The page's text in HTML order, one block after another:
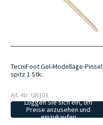
TecniFoot Gel-Modellage-Pinsel
spitz 1 Stk.
Art.-Nr.: UN103
Loggen Sie sich ein, um
Preise anzusehen und
einzukaufen